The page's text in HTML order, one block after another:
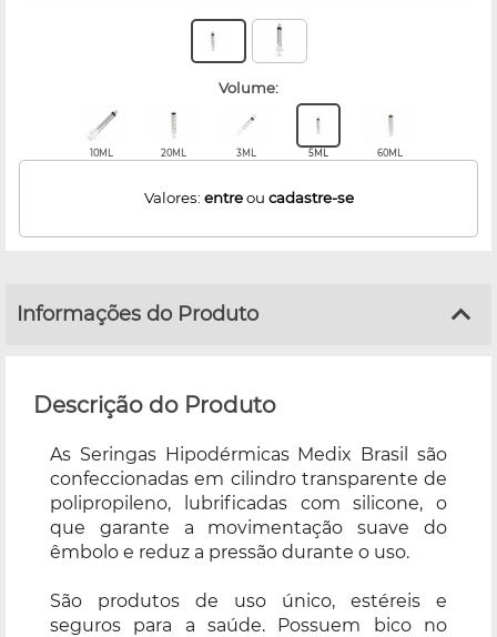
volume:
10ML 20ML 3ML 5ML 60ML
Valores: entreou cadastre-se
Informações do Produto
Descrição do Produto
As Seringas Hipodérmicas Medix Brasil são
confeccionadas em cilindro transparente de
polipropileno, lubrificadas com silicone, o
que garante a movimentação suave do
êmbolo e reduz a pressão durante o uso.
São produtos de uso único, estéreis e
seguros para a saúde. Possuem bico no